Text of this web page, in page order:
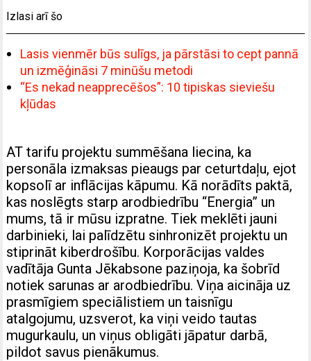
Izlasi arī šo
Lasis vienmēr būs sulīgs, ja pārstāsi to cept pannā
un izmēģināsi 7 minūšu metodi
“Es nekad neapprecēšos”: 10 tipiskas sieviešu
kļūdas
AT tarifu projektu summēšana liecina, ka
personāla izmaksas pieaugs par ceturtdaļu, ejot
kopsolī ar inflācijas kāpumu. Kā norādīts paktā,
kas noslēgts starp arodbiedrību “Energia” un
mums, tā ir mūsu izpratne. Tiek meklēti jauni
darbinieki, lai palīdzētu sinhronizēt projektu un
stiprināt kiberdrošību. Korporācijas valdes
vadītāja Gunta Jēkabsone paziņoja, ka šobrīd
notiek sarunas ar arodbiedrību. Viņa aicināja uz
prasmīgiem speciālistiem un taisnīgu
atalgojumu, uzsverot, ka viņi veido tautas
mugurkaulu, un viņus obligāti jāpatur darbā,
pildot savus pienākumus.